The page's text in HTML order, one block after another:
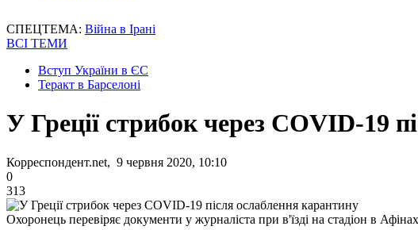
СПЕЦТЕМА: Війна в Ірані
ВСІ ТЕМИ
Вступ України в ЄС
Теракт в Барселоні
У Греції стрибок через COVID-19
Корреспондент.net, 9 червня 2020, 10:10
0
313
Охоронець перевіряє документи у журналіста при в'їзді на стадіон в Афінах